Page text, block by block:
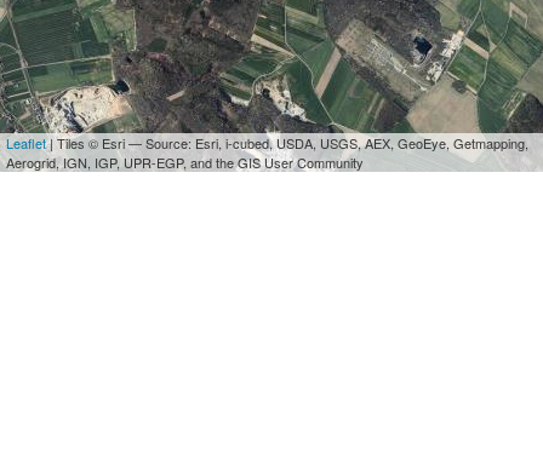
Leaflet| Tiles © Esri — Source: Esri, i-cubed, USDA, USGS, AEX, GeoEye, Getmapping,
Aerogrid, IGN, IGP, UPR-EGP, and the GIS User Community